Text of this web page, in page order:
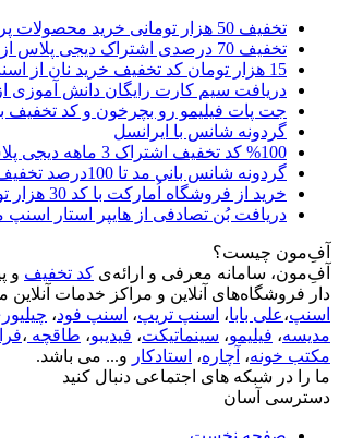
تخفیف 50 هزار تومانی خرید محصولات پروتئینی اسنپ فود
تخفیف 70 درصدی اشتراک دیجی پلاس از دیجی کالا
15 هزار تومان کد تخفیف خرید نان از اسنپ فود
دریافت سیم کارت رایگان دانش آموزی
جت پات فیلیمو رو بچرخون و کد تخفیف
گردونه شانس با ایرانسل
%100 کد تخفیف اشتراک 3 ماهه دیجی پلاس از دیجی کالا
گردونه شانس بانی مد تا 100درصد تخفیف
خرید از فروشگاه اُمارکت با کد 30 هزار تومانی اکالا
دریافت بُن تصادفی از هایپر استار
آفِ‌مون چیست؟
آفِ‌مون، سامانه معرفی و ارائه‌ی کد تخفیف و
دار فروشگاه‌های آنلاین و مراکز خدمات آنلاین
اسنپ،علی بابا، اسنپ تریپ، اسنپ فود،
مدیسه، فیلیمو، سینماتیکت، فیدیبو، طاقچه ،
مکتب خونه، آچاره، استادکار و... می باشد.
ما را در شبکه های اجتماعی دنبال کنید
دسترسی آسان